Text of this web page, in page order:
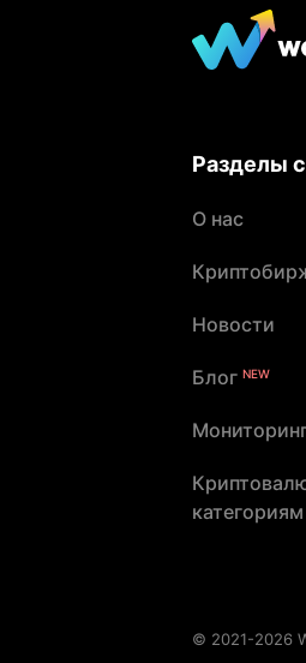
Разделы
О нас
Новости
Блог NEW
категориям
© 2021-2026